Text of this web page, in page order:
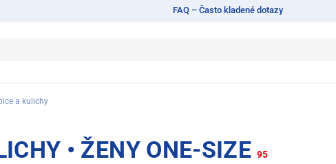
FAQ – Často kladené dotazy
a kulichy
• ŽENY ONE-SIZE 95